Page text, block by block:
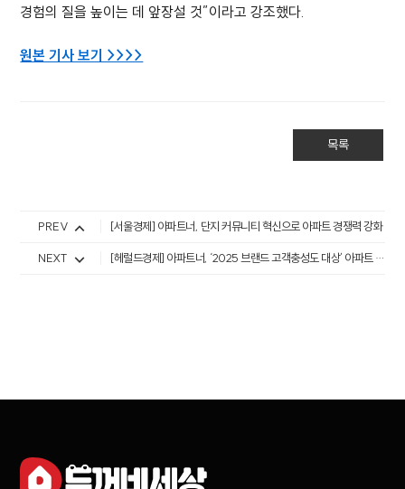
경험의 질을 높이는 데 앞장설 것”이라고 강조했다.
원본 기사 보기 >>>>
목록
PREV [서울경제] 아파트너, 단지 커뮤니티 혁신으로 아파트 경쟁력 강화
NEXT [헤럴드경제] 아파트너, ‘2025 브랜드 고객충성도 대상’ 아파트 관리 앱 부문 2년 연속 1위